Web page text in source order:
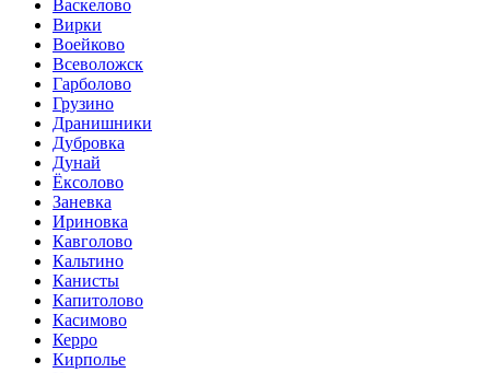
Васкелово
Вирки
Воейково
Всеволожск
Гарболово
Грузино
Дранишники
Дубровка
Дунай
Ёксолово
Заневка
Ириновка
Кавголово
Кальтино
Канисты
Капитолово
Касимово
Керро
Кирполье